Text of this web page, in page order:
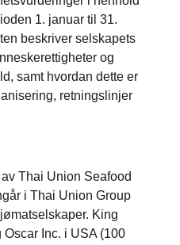
1. januar til 31.
beskriver selskapets
og
samt hvordan dette er
retningslinjer
Thai Union Seafood
i Thai Union Group
King
Inc. i USA (100